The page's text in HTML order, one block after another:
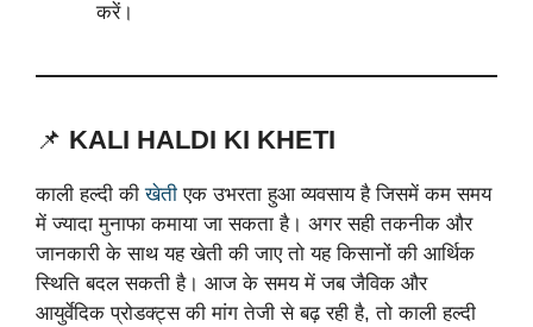
करें।
📌 KALI HALDI KI KHETI
काली हल्दी कीखेतीएक उभरता हुआ व्यवसाय है जिसमें कम समय
में ज्यादा मुनाफा कमाया जा सकता है। अगर सही तकनीक और
जानकारी के साथ यह खेती की जाए तो यह किसानों की आर्थिक
स्थिति बदल सकती है। आज के समय में जब जैविक और
आयुर्वेदिक प्रोडक्ट्स की मांग तेजी से बढ़ रही है, तो काली हल्दी